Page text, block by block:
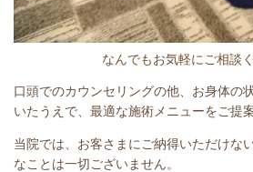
なんでもお気軽にご相談く
口頭でのカウンセリングの他、お身体の
いたうえで、最適な施術メニューをご提
当院では、お客さまにご納得いただけな
なことは一切ございません。